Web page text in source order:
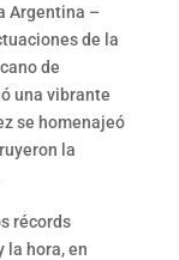
Argentina –
de la
de
una vibrante
se homenajeó
la
récords
la hora, en